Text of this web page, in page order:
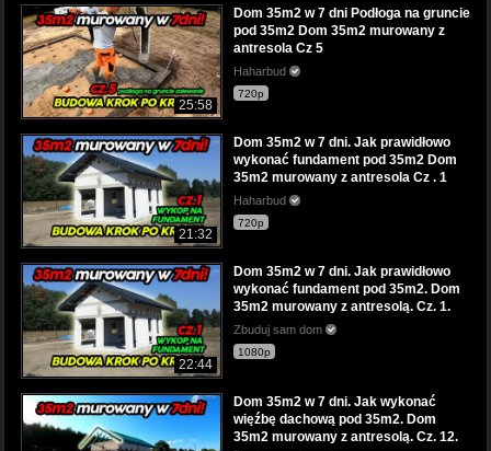
25:58
Dom 35m2 w 7 dni Podłoga na gruncie
pod 35m2 Dom 35m2 murowany z
antresola Cz 5
Haharbud
720p
21:32
Dom 35m2 w 7 dni. Jak prawidłowo
wykonać fundament pod 35m2 Dom
35m2 murowany z antresola Cz . 1
Haharbud
720p
22:44
Dom 35m2 w 7 dni. Jak prawidłowo
wykonać fundament pod 35m2. Dom
35m2 murowany z antresolą. Cz. 1.
Zbuduj sam dom
1080p
Dom 35m2 w 7 dni. Jak wykonać
więźbę dachową pod 35m2. Dom
35m2 murowany z antresolą. Cz. 12.